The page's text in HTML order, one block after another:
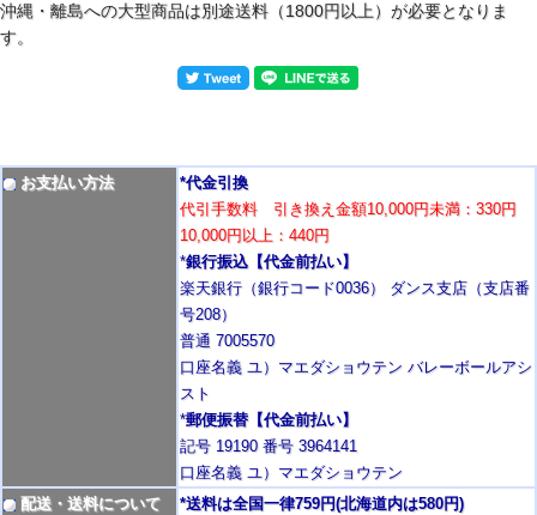
沖縄・離島への大型商品は別途送料（1800円以上）が必要となりま
す。
お支払い方法
*代金引換
代引手数料 引き換え金額10,000円未満：330円
10,000円以上：440円
*銀行振込【代金前払い】
楽天銀行（銀行コード0036） ダンス支店（支店番
号208）
普通 7005570
口座名義 ユ）マエダショウテン バレーボールアシ
スト
*郵便振替【代金前払い】
記号 19190 番号 3964141
口座名義 ユ）マエダショウテン
配送・送料について
*送料は全国一律759円(北海道内は580円)